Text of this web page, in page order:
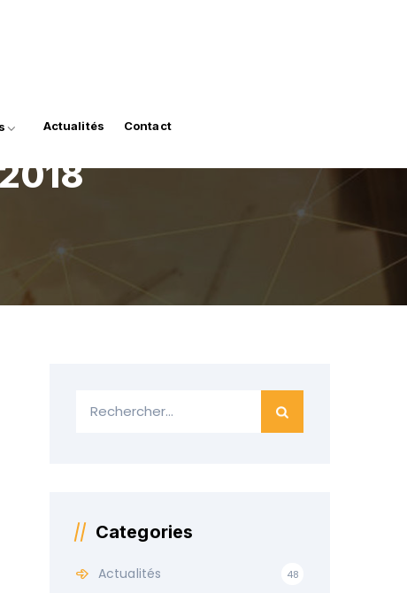
Actualités Contact
Categories
Actualités 48